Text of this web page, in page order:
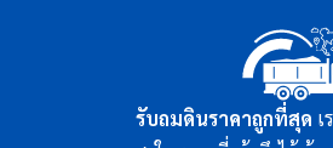
รับถมดินราคาถูกที่สุด